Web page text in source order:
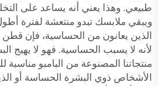
طبيعي. وهذا يعني أنه يساعد على
ويبقي ملابسك تبدو منتعشة لفترة
الذين يعانون من الحساسية، فإن قطن
لأنه لا يسبب الحساسية. فهو لا يهيج
منتجاتنا المصنوعة من البامبو مناسبة
الأشخاص ذوي البشرة الحساسة أو